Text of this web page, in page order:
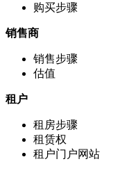
购买步骤
销售商
销售步骤
估值
租户
租房步骤
租赁权
租户门户网站